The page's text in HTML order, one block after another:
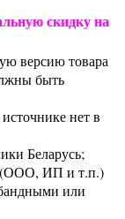
скидку на
версию товара
быть
нет в
Беларусь;
(ООО, ИП и т.п.)
или